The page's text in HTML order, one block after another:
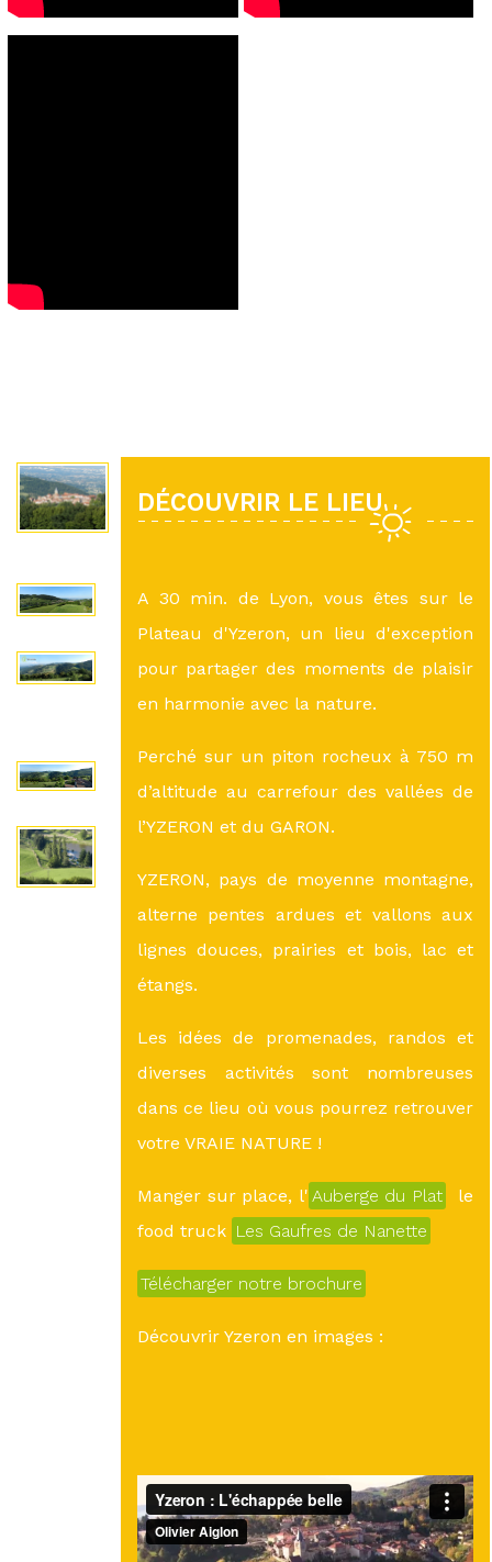
DÉCOUVRIR LE LIEU
A 30 min. de Lyon, vous êtes sur le
Plateau d'Yzeron, un lieu d'exception
pour partager des moments de plaisir
en harmonie avec la nature.
Perché sur un piton rocheux à 750 m
d’altitude au carrefour des vallées de
l’YZERON et du GARON.
YZERON, pays de moyenne montagne,
alterne pentes ardues et vallons aux
lignes douces, prairies et bois, lac et
étangs.
Les idées de promenades, randos et
diverses activités sont nombreuses
dans ce lieu où vous pourrez retrouver
votre VRAIE NATURE !
Manger sur place, l' Auberge du Plat
le
food truck Les Gaufres de Nanette
Télécharger notre brochure
Découvrir Yzeron en images :